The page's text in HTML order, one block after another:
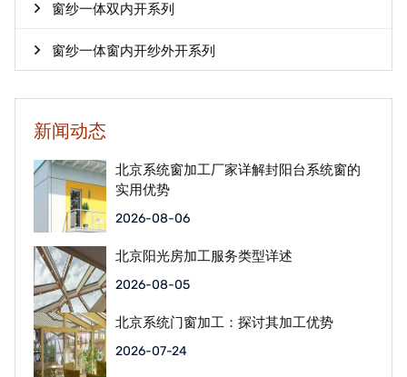
窗纱一体双内开系列
窗纱一体窗内开纱外开系列
新闻动态
北京系统窗加工厂家详解封阳台系统窗的
实用优势
2026-08-06
北京阳光房加工服务类型详述
2026-08-05
北京系统门窗加工：探讨其加工优势
2026-07-24